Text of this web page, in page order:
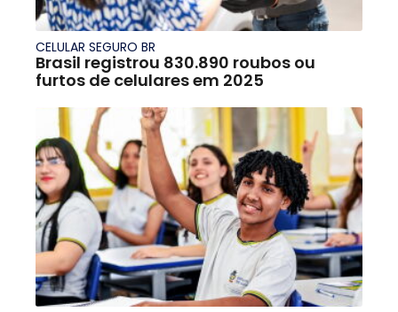
CELULAR SEGURO BR
Brasil registrou 830.890 roubos ou
furtos de celulares em 2025